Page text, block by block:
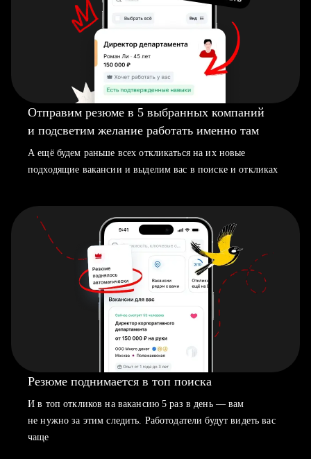
Отправим резюме в 5 выбранных компаний
и подсветим желание работать именно там
А ещё будем раньше всех откликаться на их новые
подходящие вакансии и выделим вас в поиске и откликах
Резюме поднимается в топ поиска
И в топ откликов на вакансию 5 раз в день — вам
не нужно за этим следить. Работодатели будут видеть вас
чаще